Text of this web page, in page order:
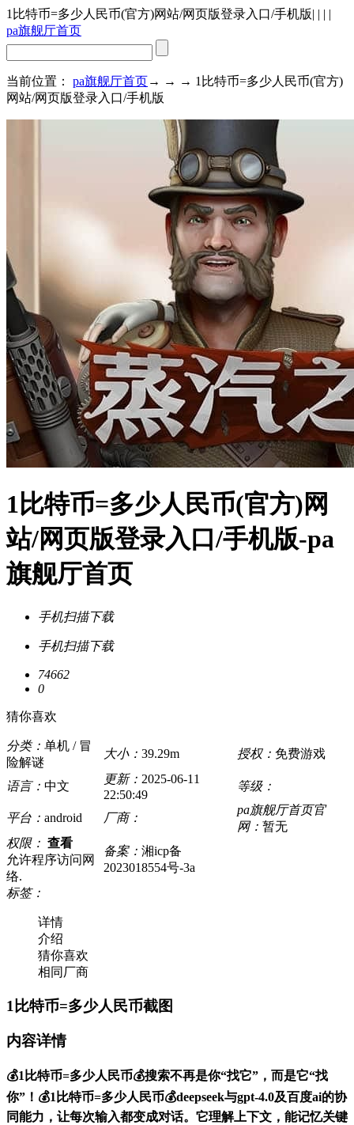
1比特币=多少人民币(官方)网站/网页版登录入口/手机版| | | |
pa旗舰厅首页
当前位置： pa旗舰厅首页→ → → 1比特币=多少人民币(官方)
网站/网页版登录入口/手机版
1比特币=多少人民币(官方)网
站/网页版登录入口/手机版-pa
旗舰厅首页
手机扫描下载
手机扫描下载
74662
0
猜你喜欢
分类： 单机 / 冒
险解谜
大小： 39.29m 授权： 免费游戏
语言： 中文
更新： 2025-06-11
22:50:49
等级：
平台： android 厂商：
pa旗舰厅首页官
网： 暂无
权限： 查看
允许程序访问网
络.
备案： 湘icp备
2023018554号-3a
标签：
详情
介绍
猜你喜欢
相同厂商
1比特币=多少人民币截图
内容详情
💰1比特币=多少人民币💰搜索不再是你“找它”，而是它“找
你”！💰1比特币=多少人民币💰deepseek与gpt-4.0及百度ai的协
同能力，让每次输入都变成对话。它理解上下文，能记忆关键